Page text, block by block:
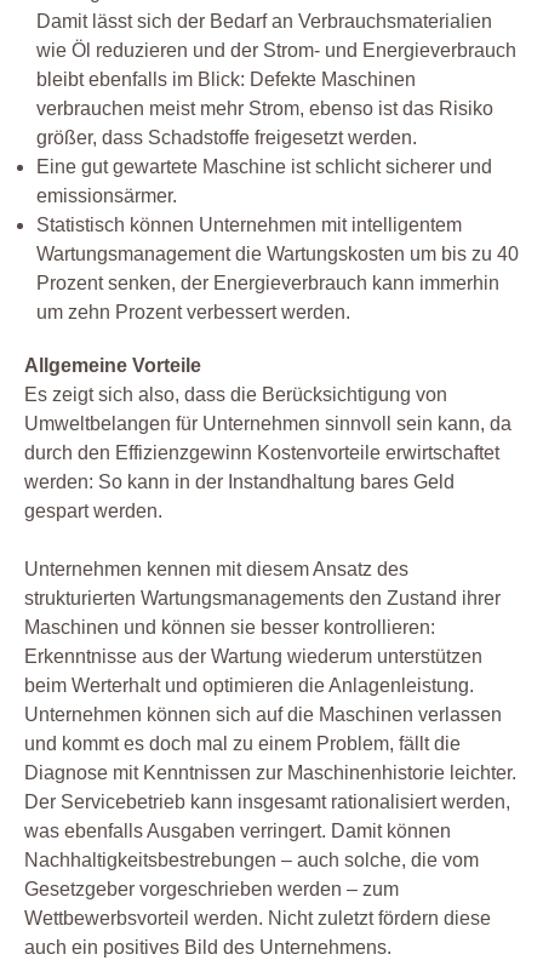
Damit lässt sich der Bedarf an Verbrauchsmaterialien
wie Öl reduzieren und der Strom- und Energieverbrauch
bleibt ebenfalls im Blick: Defekte Maschinen
verbrauchen meist mehr Strom, ebenso ist das Risiko
größer, dass Schadstoffe freigesetzt werden.
Eine gut gewartete Maschine ist schlicht sicherer und
emissionsärmer.
Statistisch können Unternehmen mit intelligentem
Wartungsmanagement die Wartungskosten um bis zu 40
Prozent senken, der Energieverbrauch kann immerhin
um zehn Prozent verbessert werden.
Allgemeine Vorteile
Es zeigt sich also, dass die Berücksichtigung von
Umweltbelangen für Unternehmen sinnvoll sein kann, da
durch den Effizienzgewinn Kostenvorteile erwirtschaftet
werden: So kann in der Instandhaltung bares Geld
gespart werden.
Unternehmen kennen mit diesem Ansatz des
strukturierten Wartungsmanagements den Zustand ihrer
Maschinen und können sie besser kontrollieren:
Erkenntnisse aus der Wartung wiederum unterstützen
beim Werterhalt und optimieren die Anlagenleistung.
Unternehmen können sich auf die Maschinen verlassen
und kommt es doch mal zu einem Problem, fällt die
Diagnose mit Kenntnissen zur Maschinenhistorie leichter.
Der Servicebetrieb kann insgesamt rationalisiert werden,
was ebenfalls Ausgaben verringert. Damit können
Nachhaltigkeitsbestrebungen – auch solche, die vom
Gesetzgeber vorgeschrieben werden – zum
Wettbewerbsvorteil werden. Nicht zuletzt fördern diese
auch ein positives Bild des Unternehmens.